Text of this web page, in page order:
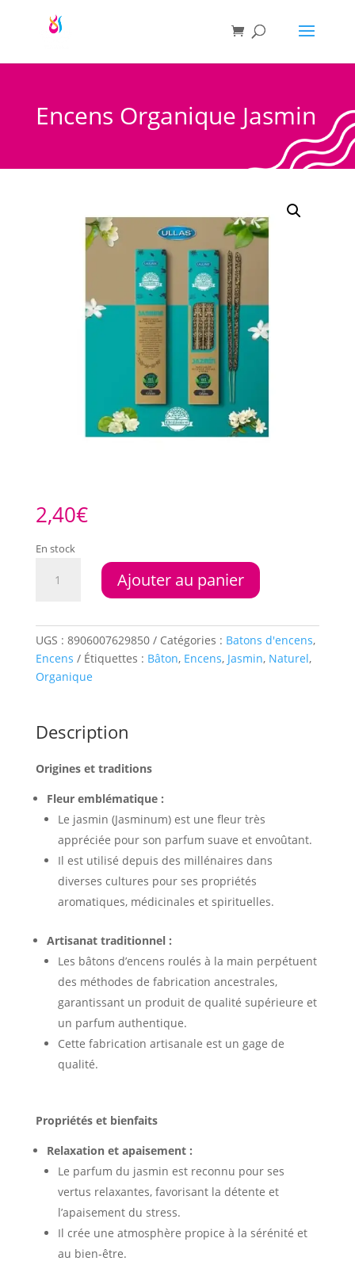
Encens Organique Jasmin
2,40€
En stock
Ajouter au panier
UGS : 8906007629850 Catégories : Batons d'encens,
Encens
Étiquettes : Bâton, Encens, Jasmin, Naturel,
Organique
Description
Origines et traditions
Fleur emblématique :
Le jasmin (Jasminum) est une fleur très
appréciée pour son parfum suave et envoûtant.
Il est utilisé depuis des millénaires dans
diverses cultures pour ses propriétés
aromatiques, médicinales et spirituelles.
Artisanat traditionnel :
Les bâtons d’encens roulés à la main perpétuent
des méthodes de fabrication ancestrales,
garantissant un produit de qualité supérieure et
un parfum authentique.
Cette fabrication artisanale est un gage de
qualité.
Propriétés et bienfaits
Relaxation et apaisement :
Le parfum du jasmin est reconnu pour ses
vertus relaxantes, favorisant la détente et
l’apaisement du stress.
Il crée une atmosphère propice à la sérénité et
au bien-être.